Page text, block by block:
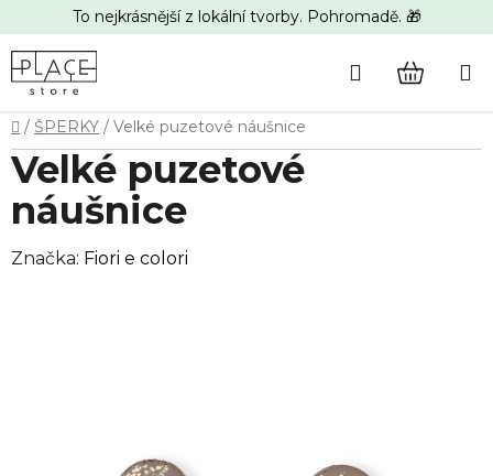
na
obsah
To nejkrásnější z lokální tvorby. Pohromadě. 🎁
Hledat
Domů
/ ŠPERKY / Velké puzetové náušnice
Velké puzetové
náušnice
Značka: Fiori e colori